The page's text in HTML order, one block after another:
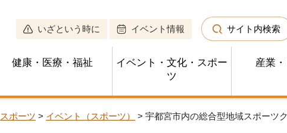
いざという時に イベント情報 サイト内検索
健康・医療・福祉
イベント・文化・スポー
ツ
産業
スポーツ > イベント（スポーツ） > 宇都宮市内の総合型地域スポーツ